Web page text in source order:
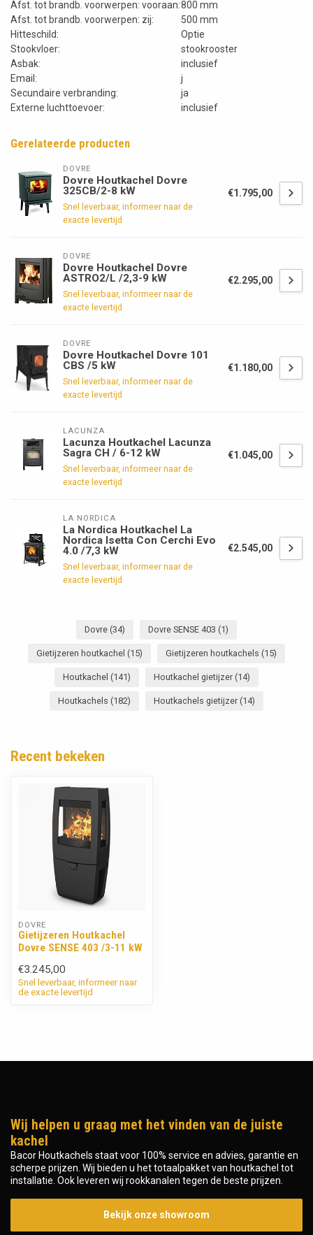
Afst. tot brandb. voorwerpen: vooraan:800 mm
Afst. tot brandb. voorwerpen: zij:
500 mm
Hitteschild:
Optie
Stookvloer:
stookrooster
Asbak:
inclusief
Email:
j
Secundaire verbranding:
ja
Externe luchttoevoer:
inclusief
Gerelateerde producten
DOVRE
Dovre Houtkachel Dovre
325CB/2-8 kW
Snel leverbaar, informeer naar de
exacte levertijd
€1.795,00
DOVRE
Dovre Houtkachel Dovre
ASTRO2/L /2,3-9 kW
Snel leverbaar, informeer naar de
exacte levertijd
€2.295,00
DOVRE
Dovre Houtkachel Dovre 101
CBS /5 kW
Snel leverbaar, informeer naar de
exacte levertijd
€1.180,00
LACUNZA
Lacunza Houtkachel Lacunza
Sagra CH / 6-12 kW
Snel leverbaar, informeer naar de
exacte levertijd
€1.045,00
LA NORDICA
La Nordica Houtkachel La
Nordica Isetta Con Cerchi Evo
4.0 /7,3 kW
Snel leverbaar, informeer naar de
exacte levertijd
€2.545,00
Dovre (34) Dovre SENSE 403 (1)
Gietijzeren houtkachel (15) Gietijzeren houtkachels (15)
Houtkachel (141) Houtkachel gietijzer (14)
Houtkachels (182) Houtkachels gietijzer (14)
Recent bekeken
DOVRE
Gietijzeren Houtkachel
Dovre SENSE 403 /3-11 kW
€3.245,00
Snel leverbaar, informeer naar
de exacte levertijd
Wij helpen u graag met het vinden van de juiste
kachel
Bacor Houtkachels staat voor 100% service en advies, garantie en
scherpe prijzen. Wij bieden u het totaalpakket van houtkachel tot
installatie. Ook leveren wij rookkanalen tegen de beste prijzen.
Bekijk onze showroom